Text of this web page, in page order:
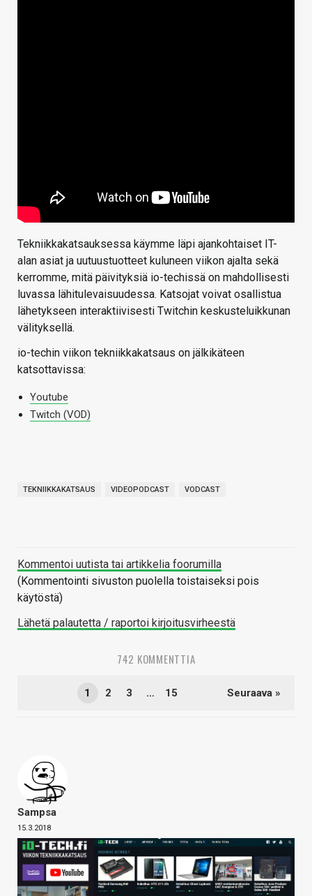
Tekniikkakatsauksessa käymme läpi ajankohtaiset IT-
alan asiat ja uutuustuotteet kuluneen viikon ajalta sekä
kerromme, mitä päivityksiä io-techissä on mahdollisesti
luvassa lähitulevaisuudessa. Katsojat voivat osallistua
lähetykseen interaktiivisesti Twitchin keskusteluikkunan
välityksellä.
io-techin viikon tekniikkakatsaus on jälkikäteen
katsottavissa:
Youtube
Twitch (VOD)
TEKNIIKKAKATSAUS VIDEOPODCAST VODCAST
Kommentoi uutista tai artikkelia foorumilla
(Kommentointi sivuston puolella toistaiseksi pois
käytöstä)
Lähetä palautetta / raportoi kirjoitusvirheestä
742 KOMMENTTIA
1 2 3 … 15 Seuraava »
Sampsa
15.3.2018